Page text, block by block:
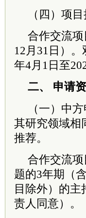
（四）项
合作交流
12月31日）
年4月1日至
二、 申请
（一）中
其研究领域相
推荐。
合作交流
题的3年期（
目除外）的主
责人同意）。